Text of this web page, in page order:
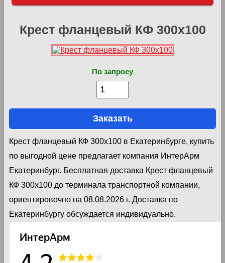
Крест фланцевый КФ 300х100
По запросу
Заказать
Крест фланцевый КФ 300х100 в Екатеринбурге, купить
по выгодной цене предлагает компания ИнтерАрм
Екатеринбург. Бесплатная доставка Крест фланцевый
КФ 300х100 до терминала транспортной компании,
ориентировочно на 08.08.2026 г. Доставка по
Екатеринбургу обсуждается индивидуально.